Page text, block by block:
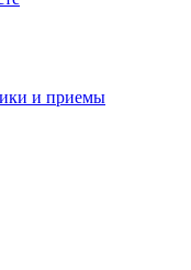
и приемы